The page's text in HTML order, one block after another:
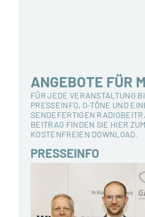
ANGEBOTE FÜR
FÜR JEDE VERANSTALTUNG
PRESSEINFO, O-TÖNE UND
SENDEFERTIGEN
BEITRAG FINDEN SIE HIER ZUM
KOSTENFREIEN DOWNLOAD.
PRESSEINFO